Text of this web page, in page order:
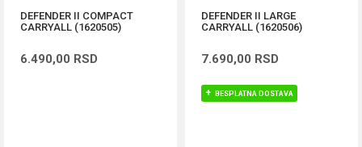
DEFENDER II COMPACT
CARRYALL (1620505)
6.490,00 RSD
DEFENDER II LARGE
CARRYALL (1620506)
7.690,00 RSD
BESPLATNA DOSTAVA